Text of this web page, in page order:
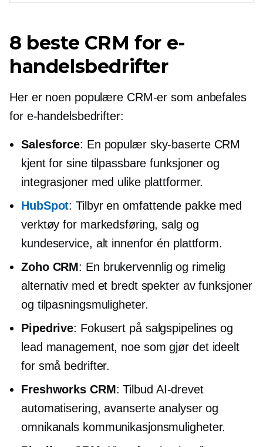
8 beste CRM for e-
handelsbedrifter
Her er noen populære CRM-er som anbefales
for e-handelsbedrifter:
Salesforce: En populær sky-baserteCRM
kjent for sine tilpassbare funksjoner og
integrasjoner med ulike plattformer.
HubSpot: Tilbyr en omfattende pakke med
verktøy for markedsføring, salg og
kundeservice, alt innenfor én plattform.
Zoho CRM: En brukervennlig og rimelig
alternativ med et bredt spekter av funksjoner
og tilpasningsmuligheter.
Pipedrive: Fokusert på salgspipelines og
lead management, noe som gjør det ideelt
for små bedrifter.
Freshworks CRM: Tilbud AI-drevet
automatisering, avanserte analyser og
omnikanals kommunikasjonsmuligheter.